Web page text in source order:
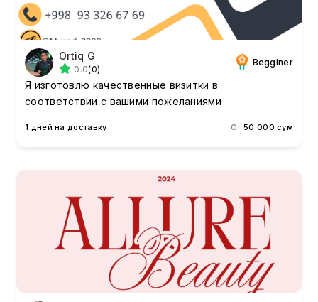
Ortiq G
0.0(0)
Begginer
Я изготовлю качественные визитки в
соответствии с вашими пожеланиями
1 дней на доставку От 50 000 сум